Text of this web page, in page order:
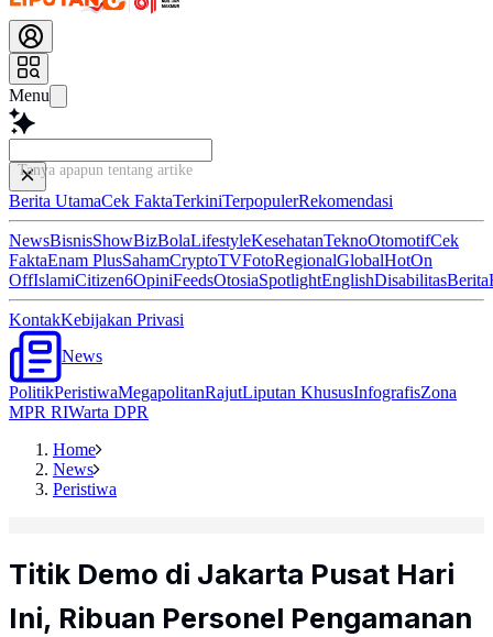
Menu
Tanya apapun tentang artikel ini...
Berita UtamaCek FaktaTerkiniTerpopulerRekomendasi
NewsBisnisShowBizBolaLifestyleKesehatanTeknoOtomotifCek
FaktaEnam PlusSahamCryptoTVFotoRegionalGlobalHotOn
OffIslamiCitizen6OpiniFeedsOtosiaSpotlightEnglishDisabilitasBerita
KontakKebijakan Privasi
News
PolitikPeristiwaMegapolitanRajutLiputan KhususInfografisZona
MPR RIWarta DPR
Home
News
Peristiwa
Titik Demo di Jakarta Pusat Hari
Ini, Ribuan Personel Pengamanan